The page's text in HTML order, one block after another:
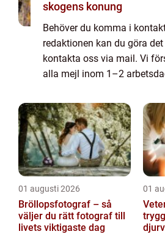
skogens konung
Behöver du komma i
redaktionen kan du göra
kontakta oss via mail. Vi
alla mejl inom 1–2
kommentarer till innehållet
01 augusti 2026
Bröllopsfotograf – så
väljer du rätt fotograf till
livets viktigaste dag
01